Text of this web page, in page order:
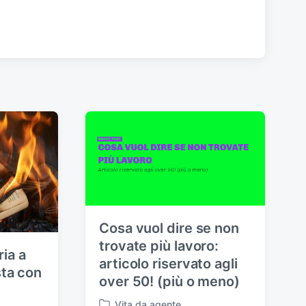
a
con
Cosa vuol dire se non
trovate più lavoro:
articolo riservato agli
over 50! (più o meno)